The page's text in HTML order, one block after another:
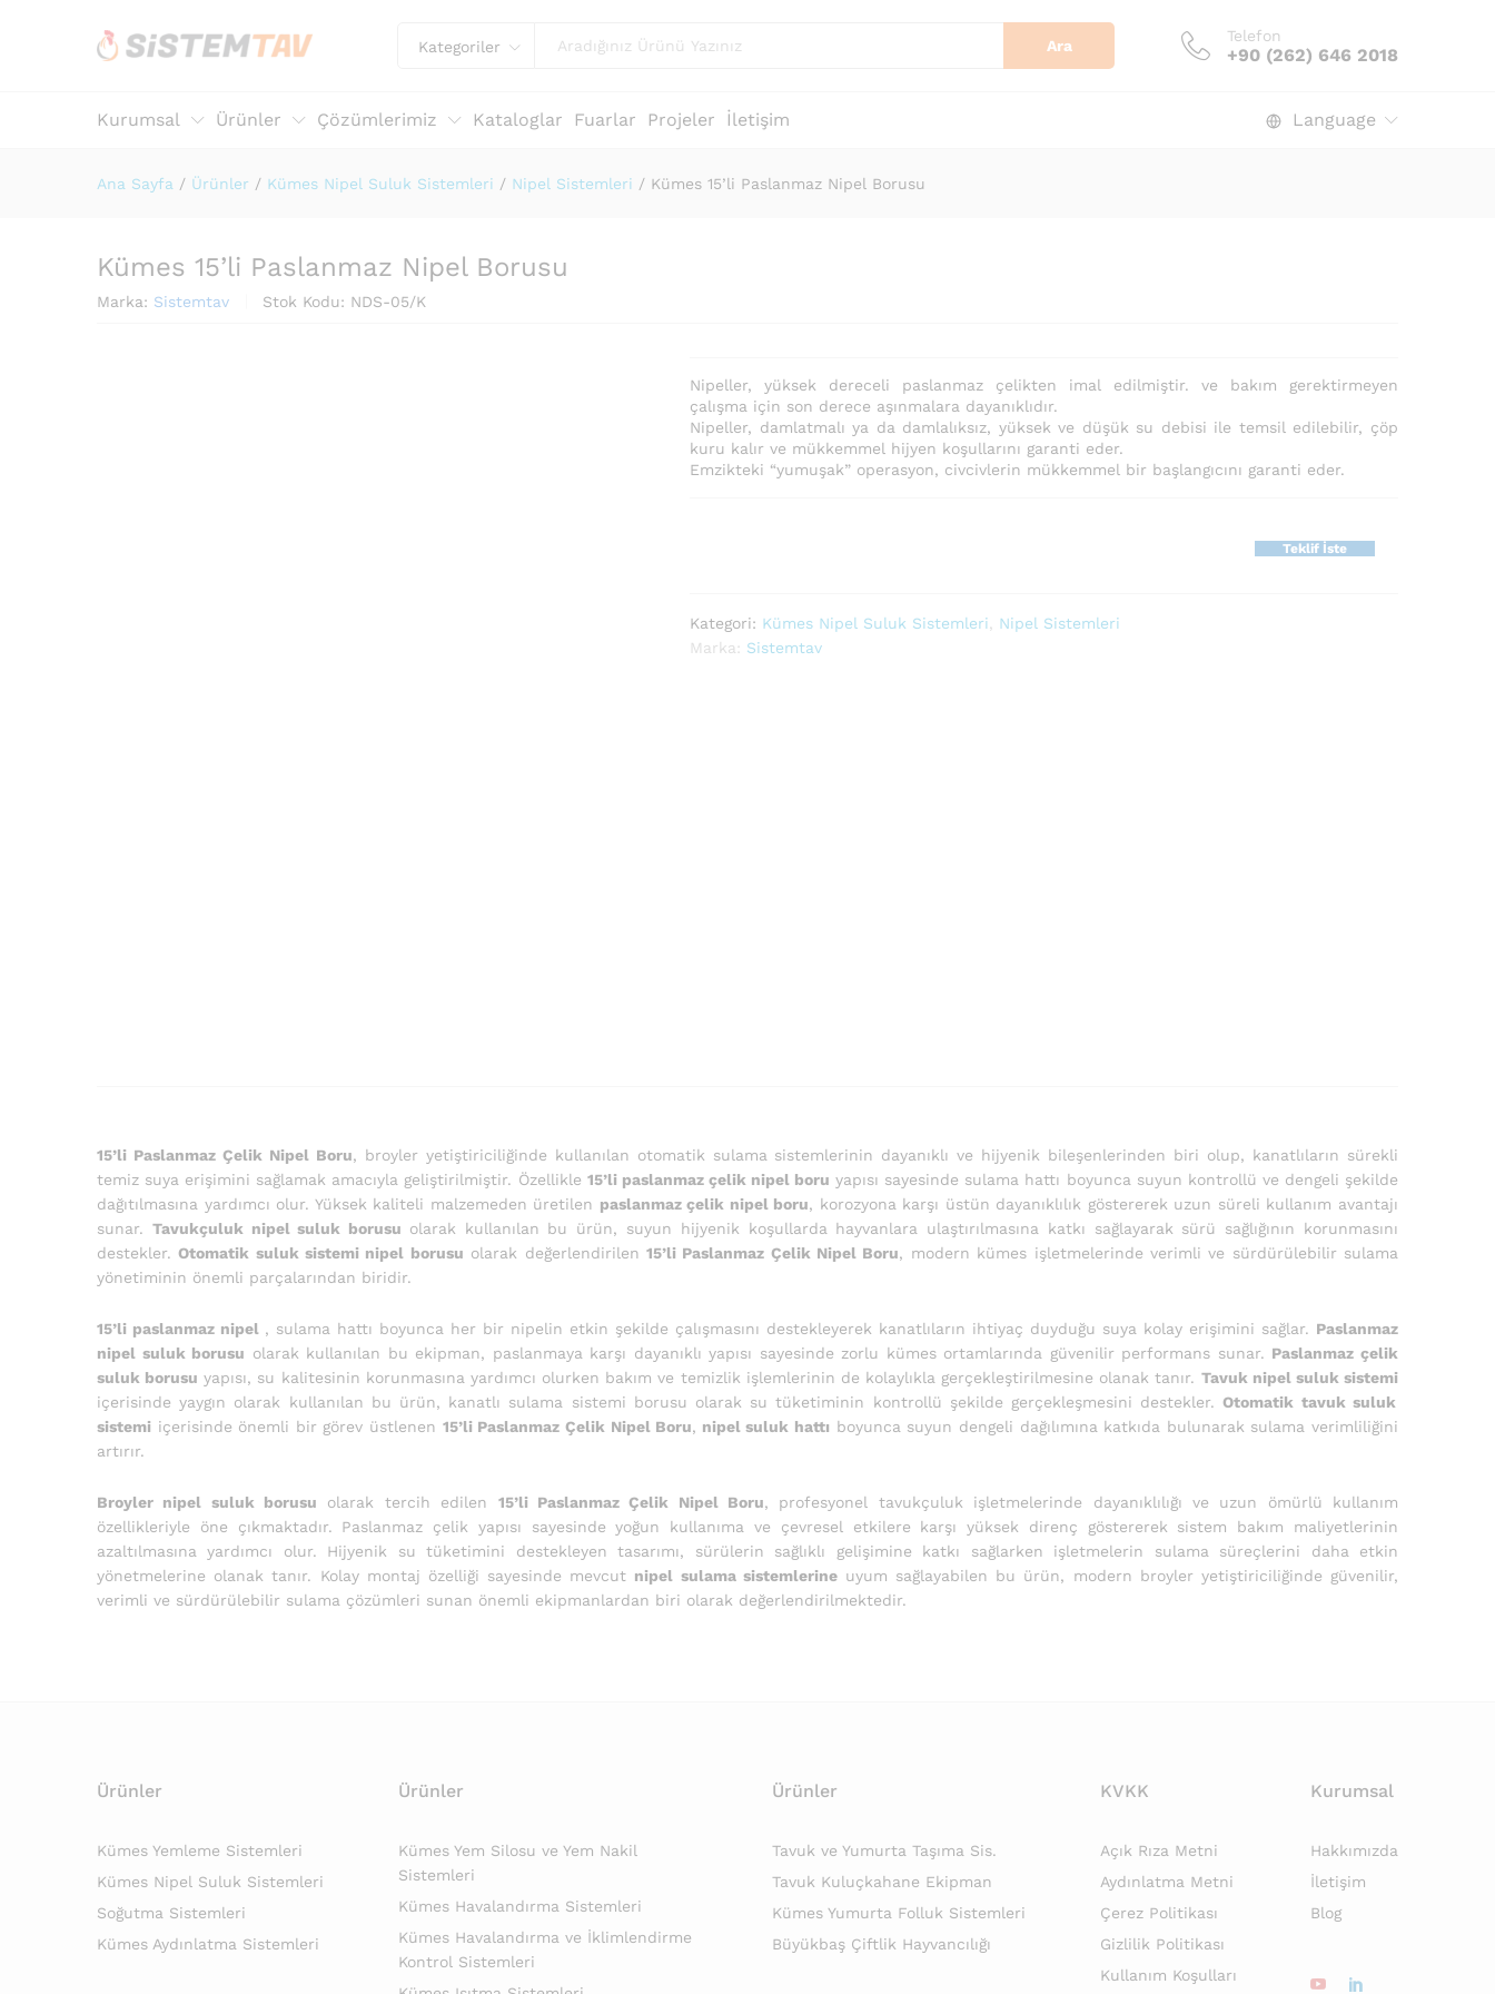
Kategoriler Ara
Telefon
+90 (262) 646 2018
Kurumsal Ürünler Çözümlerimiz Kataloglar Fuarlar Projeler İletişim Language
Ana Sayfa / Ürünler / Kümes Nipel Suluk Sistemleri / Nipel Sistemleri / Kümes 15’li Paslanmaz Nipel Borusu
Kümes 15’li Paslanmaz Nipel Borusu
Marka: Sistemtav Stok Kodu: NDS-05/K
Nipeller, yüksek dereceli paslanmaz çelikten imal edilmiştir. ve bakım gerektirmeyen
çalışma için son derece aşınmalara dayanıklıdır.
Nipeller, damlatmalı ya da damlalıksız, yüksek ve düşük su debisi ile temsil edilebilir, çöp
kuru kalır ve mükkemmel hijyen koşullarını garanti eder.
Emzikteki “yumuşak” operasyon, civcivlerin mükkemmel bir başlangıcını garanti eder.
Teklif İste
Kategori: Kümes Nipel Suluk Sistemleri
Nipel Sistemleri
Marka: Sistemtav
15’li Paslanmaz Çelik Nipel Boru, broyler yetiştiriciliğinde kullanılan otomatik sulama sistemlerinin dayanıklı ve hijyenik bileşenlerinden biri olup, kanatlıların sürekli
temiz suya erişimini sağlamak amacıyla geliştirilmiştir. Özellikle 15’li paslanmaz çelik nipel boru yapısı sayesinde sulama hattı boyunca suyun kontrollü ve dengeli şekilde
dağıtılmasına yardımcı olur. Yüksek kaliteli malzemeden üretilen paslanmaz çelik nipel boru, korozyona karşı üstün dayanıklılık göstererek uzun süreli kullanım avantajı
sunar. Tavukçuluk nipel suluk borusu olarak kullanılan bu ürün, suyun hijyenik koşullarda hayvanlara ulaştırılmasına katkı sağlayarak sürü sağlığının korunmasını
destekler.Otomatik suluk sistemi nipel borusu olarak değerlendirilen 15’li Paslanmaz Çelik Nipel Boru, modern kümes işletmelerinde verimli ve sürdürülebilir sulama
yönetiminin önemli parçalarından biridir.
15’li paslanmaz nipel , sulama hattı boyunca her bir nipelin etkin şekilde çalışmasını destekleyerek kanatlıların ihtiyaç duyduğu suya kolay erişimini sağlar. Paslanmaz
nipel suluk borusu olarak kullanılan bu ekipman, paslanmaya karşı dayanıklı yapısı sayesinde zorlu kümes ortamlarında güvenilir performans sunar. Paslanmaz çelik
suluk borusu yapısı, su kalitesinin korunmasına yardımcı olurken bakım ve temizlik işlemlerinin de kolaylıkla gerçekleştirilmesine olanak tanır. Tavuk nipel suluk sistemi
içerisinde yaygın olarak kullanılan bu ürün, kanatlı sulama sistemi borusu olarak su tüketiminin kontrollü şekilde gerçekleşmesini destekler.Otomatik tavuk suluk
sistemi içerisinde önemli bir görev üstlenen 15’li Paslanmaz Çelik Nipel Boru, nipel suluk hattı boyunca suyun dengeli dağılımına katkıda bulunarak sulama verimliliğini
artırır.
Broyler nipel suluk borusu olarak tercih edilen 15’li Paslanmaz Çelik Nipel Boru, profesyonel tavukçuluk işletmelerinde dayanıklılığı ve uzun ömürlü kullanım
özellikleriyle öne çıkmaktadır. Paslanmaz çelik yapısı sayesinde yoğun kullanıma ve çevresel etkilere karşı yüksek direnç göstererek sistem bakım maliyetlerinin
azaltılmasına yardımcı olur. Hijyenik su tüketimini destekleyen tasarımı, sürülerin sağlıklı gelişimine katkı sağlarken işletmelerin sulama süreçlerini daha etkin
yönetmelerine olanak tanır. Kolay montaj özelliği sayesinde mevcut nipel sulama sistemlerineuyum sağlayabilen bu ürün, modern broyler yetiştiriciliğinde güvenilir,
verimli ve sürdürülebilir sulama çözümleri sunan önemli ekipmanlardan biri olarak değerlendirilmektedir.
Ürünler
Kümes Yemleme Sistemleri
Kümes Nipel Suluk Sistemleri
Soğutma Sistemleri
Kümes Aydınlatma Sistemleri
Ürünler
Kümes Yem Silosu ve Yem Nakil
Sistemleri
Kümes Havalandırma Sistemleri
Kümes Havalandırma ve İklimlendirme
Kontrol Sistemleri
Ürünler
Tavuk ve Yumurta Taşıma Sis.
Tavuk Kuluçkahane Ekipman
Kümes Yumurta Folluk Sistemleri
Büyükbaş Çiftlik Hayvancılığı
KVKK
Açık Rıza Metni
Aydınlatma Metni
Çerez Politikası
Gizlilik Politikası
Kullanım Koşulları
Kurumsal
Hakkımızda
İletişim
Blog